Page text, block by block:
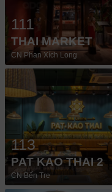
111
THAI MARKET
CN Phan Xích Long
113
PAT KAO THAI 2
CN Bến Tre